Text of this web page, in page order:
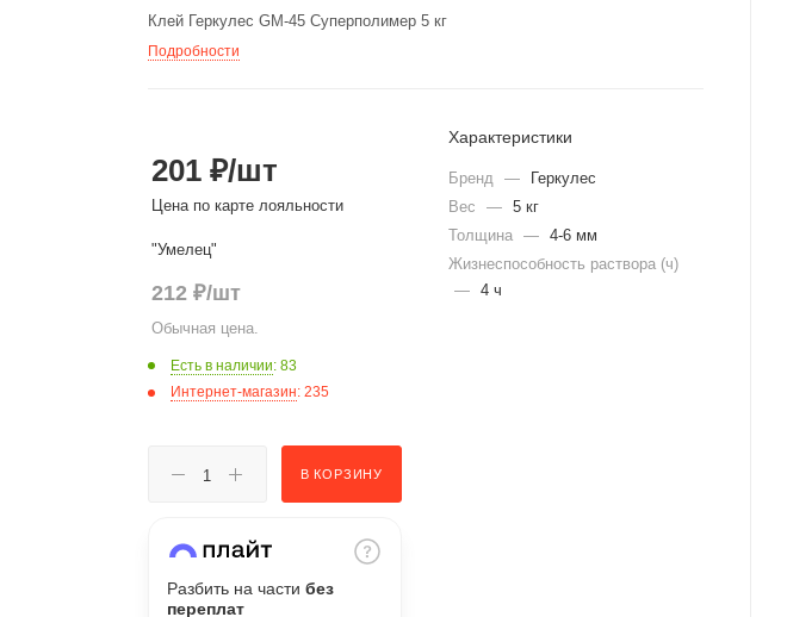
Клей Геркулес GM-45 Суперполимер 5 кг
Подробности
201 ₽/шт
Цена по карте лояльности
"Умелец"
212₽/шт
Обычная цена.
Есть в наличии: 83
Интернет-магазин: 235
В КОРЗИНУ
Разбить на части без
переплат
Характеристики
Бренд —
Геркулес
Вес
—
5 кг
Толщина —
4-6 мм
Жизнеспособность раствора (ч)
—
4 ч